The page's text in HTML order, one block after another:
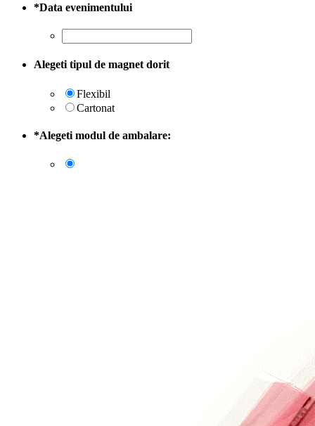
*Data evenimentului
Alegeti tipul de magnet dorit
Flexibil
Cartonat
*Alegeti modul de ambalare: